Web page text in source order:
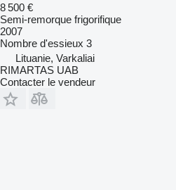
8 500 €
Semi-remorque frigorifique
2007
Nombre d'essieux 3
Lituanie, Varkaliai
RIMARTAS UAB
Contacter le vendeur